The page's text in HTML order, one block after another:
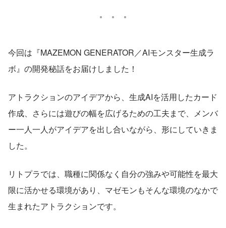
今回は『MAZEMON GENERATOR／AIモンスター生成ラ
ボ』の開発秘話をお届けしました！
アトラクションのアイデアから、生成AIを活用したカード
作成、さらには遊びの幅を広げるための工夫まで、メンバ
ー一人一人がアイデアを出し合いながら、形にしていきま
した。
リトプラでは、職種に関係なく自分の強みや可能性を最大
限に活かせる環境があり、マゼモンもそんな環境のなかで
生まれたアトラクションです。